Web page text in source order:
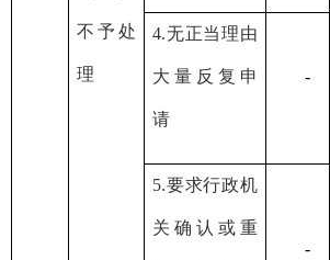
不予处
理
4.无正当理由
大量反复申
请
-
5.要求行政机
关确认或重
-